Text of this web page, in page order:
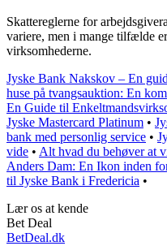
Skattereglerne for
variere, men i mange tilfælde
virksomhederne.
Jyske Bank Nakskov – En
huse på tvangsauktion: En
En Guide til
Jyske Mastercard Platinum •
bank med personlig service •
vide • Alt hvad du behøver at
Anders Dam: En Ikon inden
til Jyske Bank i Fredericia •
Lær os at kende
Bet Deal
BetDeal.dk